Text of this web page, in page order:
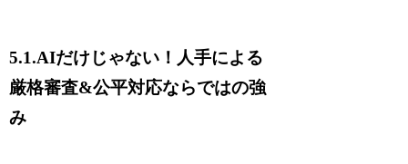
5.1.AIだけじゃない！人手による
厳格審査&公平対応ならではの強
み